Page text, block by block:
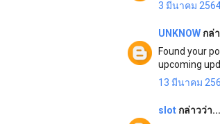
3 มีนาคม
UNKNOW กล่
Found your
upcoming
13 มีนาคม
slot กล่าวว่า...